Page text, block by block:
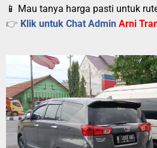
📱 Mau tanya harga pasti untuk
👉 Klik untuk Chat Admin Arni